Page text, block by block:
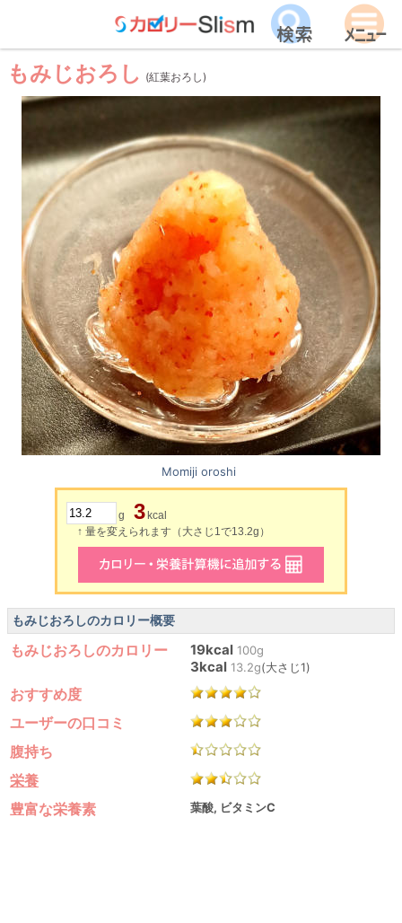
もみじおろし (紅葉おろし)
Momiji oroshi
g 3 kcal
↑ 量を変えられます（大さじ1で13.2g）
もみじおろしのカロリー概要
もみじおろしのカロリー 19kcal 100g
3kcal 13.2g(大さじ1)
おすすめ度
ユーザーの口コミ
腹持ち
栄養
豊富な栄養素
葉酸, ビタミンC